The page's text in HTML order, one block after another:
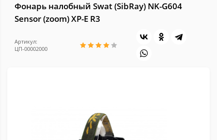
Фонарь налобный Swat (SibRay) NK-G604
Sensor (zoom) XP-E R3
Артикул:
ЦП-00002000